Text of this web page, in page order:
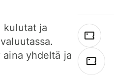
kulutat ja
yhdeltä ja